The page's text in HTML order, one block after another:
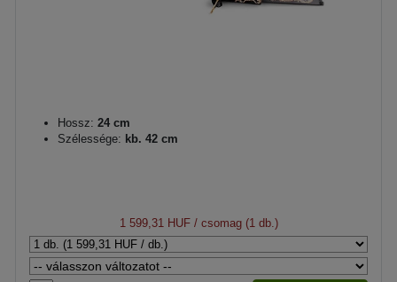
Hossz: 24 cm
Szélessége: kb. 42 cm
1 599,31 HUF/ csomag (1 db.)